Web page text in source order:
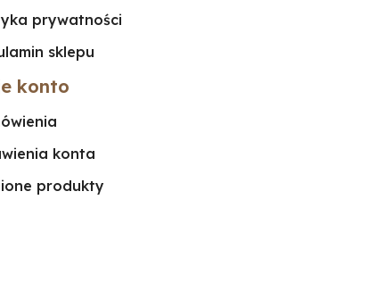
prywatności
sklepu
konto
konta
produkty